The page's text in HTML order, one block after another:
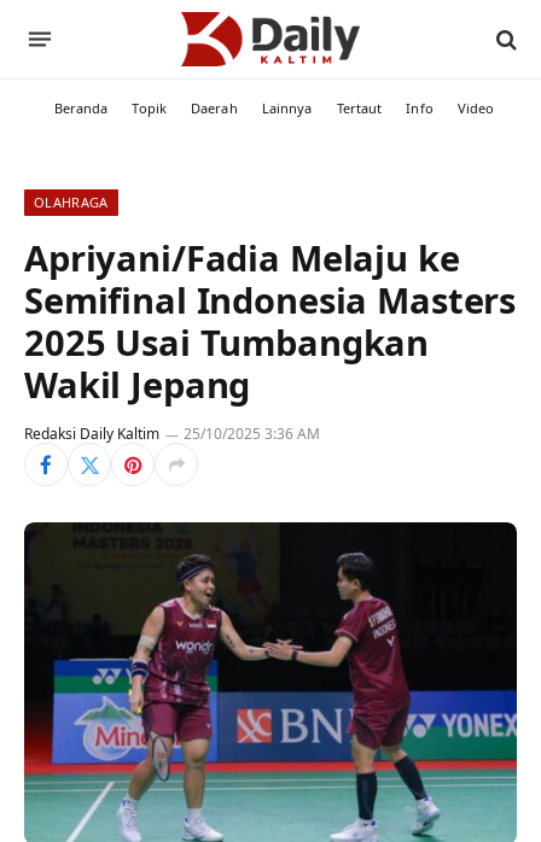
Beranda Topik Daerah Lainnya Tertaut Info Video
OLAHRAGA
Apriyani/Fadia Melaju ke
Semifinal Indonesia Masters
2025 Usai Tumbangkan
Wakil Jepang
Redaksi Daily Kaltim 25/10/2025 3:36 AM